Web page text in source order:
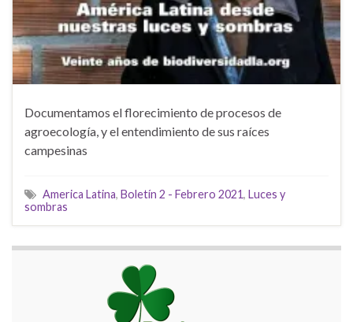
Documentamos el florecimiento de procesos de
agroecología, y el entendimiento de sus raíces
campesinas
America Latina, Boletín 2 - Febrero 2021, Luces y
sombras